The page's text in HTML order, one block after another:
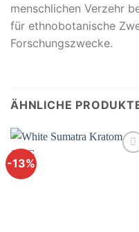
menschlichen Verzehr
für ethnobotanische
Forschungszwecke.
ÄHNLICHE
-13%